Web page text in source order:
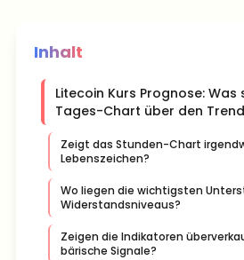
Inhalt
Litecoin Kurs Prognose:
Tages-Chart über den
Zeigt das Stunden-Chart
Lebenszeichen?
Wo liegen die wichtigsten
Widerstandsniveaus?
Zeigen die Indikatoren
bärische Signale?